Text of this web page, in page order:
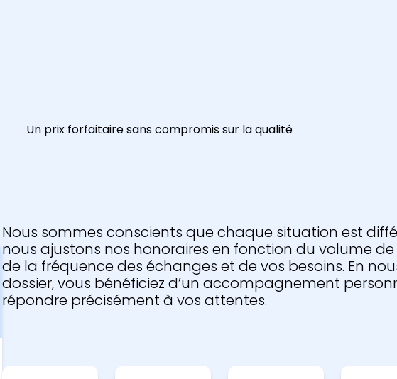
Un prix forfaitaire sans compromis sur la qualité
Nous sommes conscients que chaque situation est
nous ajustons nos honoraires en fonction du volume
de la fréquence des échanges et de vos besoins. En
dossier, vous bénéficiez d’un accompagnement
répondre précisément à vos attentes.